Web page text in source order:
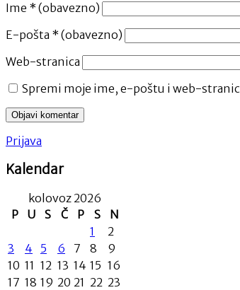
Ime * (obavezno)
E-pošta * (obavezno)
Web-stranica
Spremi moje ime, e-poštu i web-
Prijava
Kalendar
kolovoz 2026
P
U S Č P S
N
1
2
3
4 5 6 7 8
9
10 11 12 13 14 15 16
17 18 19 20 21 22 23